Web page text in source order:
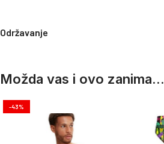
Održavanje
Možda vas i ovo zanima...
-43%